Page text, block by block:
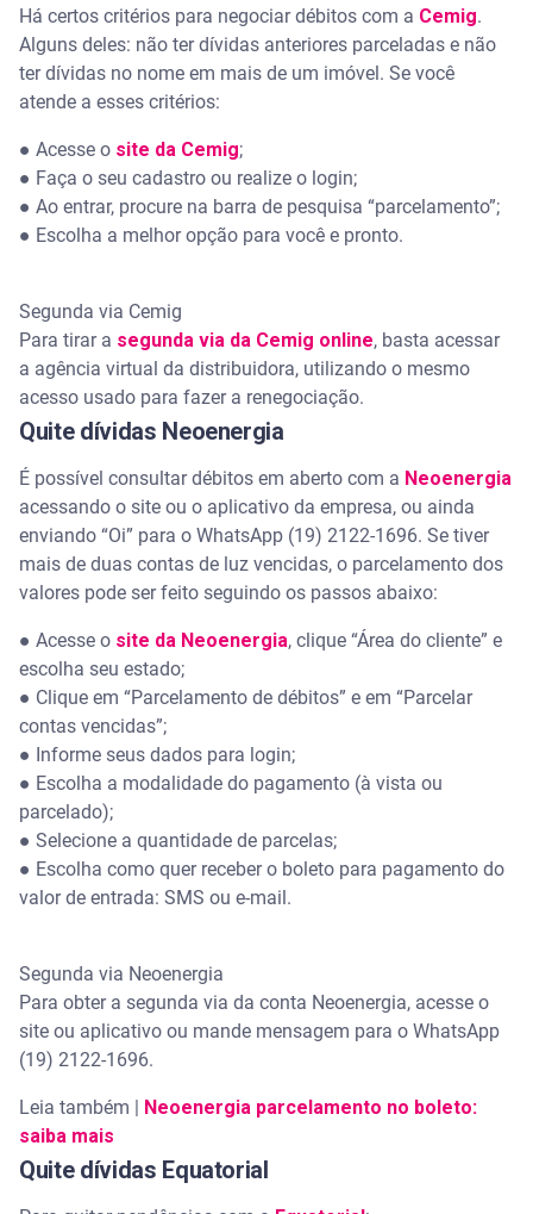
Há certos critérios para negociar débitos com a Cemig.
Alguns deles: não ter dívidas anteriores parceladas e não
ter dívidas no nome em mais de um imóvel. Se você
atende a esses critérios:
● Acesse o site da Cemig;
● Faça o seu cadastro ou realize o login;
● Ao entrar, procure na barra de pesquisa “parcelamento”;
● Escolha a melhor opção para você e pronto.
Segunda via Cemig
Para tirar a segunda via da Cemig online, basta acessar
a agência virtual da distribuidora, utilizando o mesmo
acesso usado para fazer a renegociação.
Quite dívidas Neoenergia
É possível consultar débitos em aberto com a Neoenergia
acessando o site ou o aplicativo da empresa, ou ainda
enviando “Oi” para o WhatsApp (19) 2122-1696. Se tiver
mais de duas contas de luz vencidas, o parcelamento dos
valores pode ser feito seguindo os passos abaixo:
● Acesse o site da Neoenergia, clique “Área do cliente” e
escolha seu estado;
● Clique em “Parcelamento de débitos” e em “Parcelar
contas vencidas”;
● Informe seus dados para login;
● Escolha a modalidade do pagamento (à vista ou
parcelado);
● Selecione a quantidade de parcelas;
● Escolha como quer receber o boleto para pagamento do
valor de entrada: SMS ou e-mail.
Segunda via Neoenergia
Para obter a segunda via da conta Neoenergia, acesse o
site ou aplicativo ou mande mensagem para o WhatsApp
(19) 2122-1696.
Leia também |
Neoenergia parcelamento no boleto:
saiba mais
Quite dívidas Equatorial